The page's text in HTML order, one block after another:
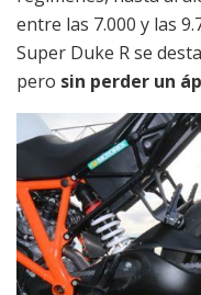
entre las 7.000 y las
Super Duke R se
pero sin perder un